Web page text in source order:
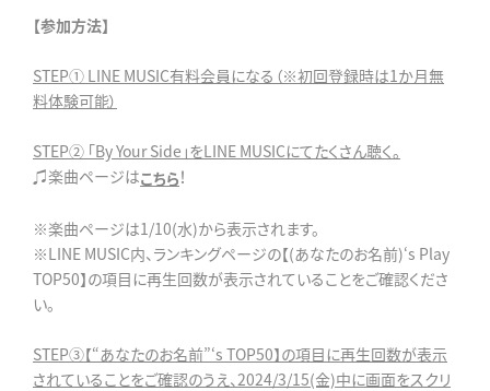
【参加方法】
STEP① LINE MUSIC有料会員になる（※初回登録時は1か月無
料体験可能）
STEP② 「By Your Side」をLINE MUSICにてたくさん聴く。
♫楽曲ページはこちら！
※楽曲ページは1/10(水)から表示されます。
※LINE MUSIC内、ランキングページの【(あなたのお名前)‘s Play
TOP50】の項目に再生回数が表示されていることをご確認くださ
い。
STEP③【“あなたのお名前”‘s TOP50】の項目に再生回数が表示
されていることをご確認のうえ、2024/3/15(金)中に画面をスクリ